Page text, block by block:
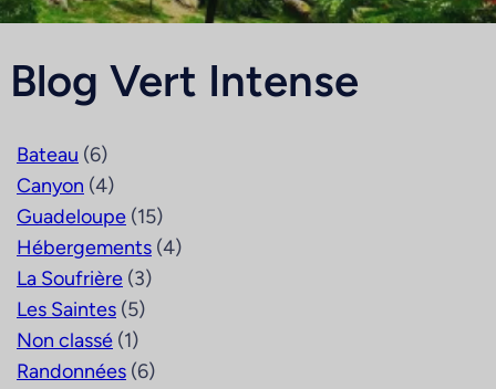
Blog Vert Intense
Bateau (6)
Canyon (4)
Guadeloupe (15)
Hébergements (4)
La Soufrière (3)
Les Saintes (5)
Non classé (1)
Randonnées (6)